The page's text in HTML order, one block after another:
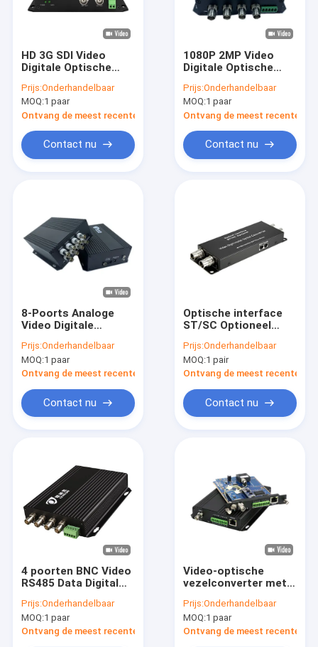
Producten
VR-show
Ongeveer ons
Contacteer ons
HD 3G SDI Video
Digitale Optische
RS485 10/100M
Ethernet 20km DC5V
Prijs:Onderhandelbaar
MOQ:1 paar
Ontvang de meest recente Prijs
Contact nu
1080P 2MP Video
Digitale Optische
TVI Compatibel met
RS485 gegevens
Prijs:Onderhandelbaar
MOQ:1 paar
Ontvang de meest recente
Contact nu
8-Poorts Analoge
Video Digitale
Multiplexer Op
Coaxiale Kabel DC5V
DC12V CE
Prijs:Onderhandelbaar
MOQ:1 paar
Ontvang de meest recente Prijs
Contact nu
Optische interface
ST/SC Optioneel
Optische Converter
met BNC Video
Interface -8-3dBm
Prijs:Onderhandelbaar
MOQ:1 pair
Ontvang de meest recente
Contact nu
4 poorten BNC Video
RS485 Data Digital
720P Rack
gemonteerd DC5V
Prijs:Onderhandelbaar
MOQ:1 paar
Ontvang de meest recente Prijs
Video-optische
vezelconverter met
Data 10/100M
Ethernet FC Port
40KM CE
Prijs:Onderhandelbaar
MOQ:1 paar
Ontvang de meest recente